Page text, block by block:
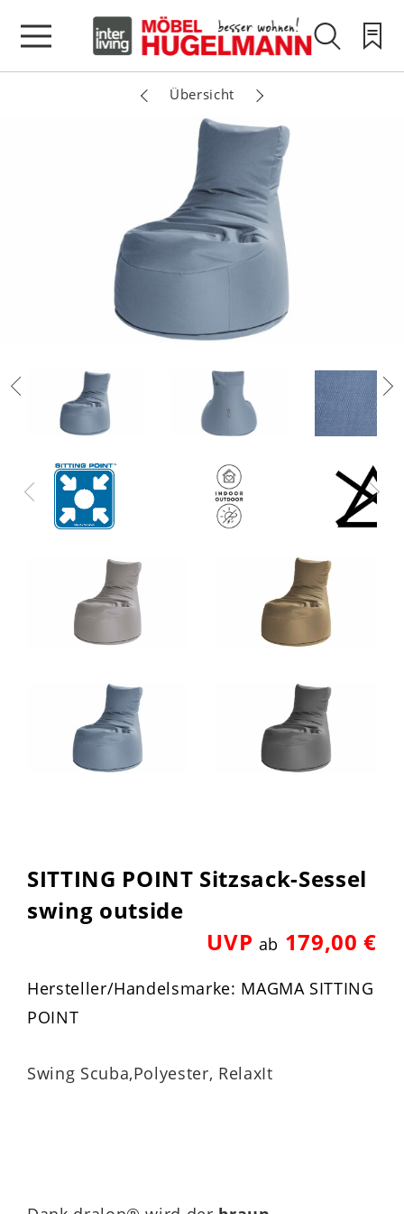
Übersicht
SITTING POINT Sitzsack-Sessel
swing outside
UVP ab 179,00 €
Hersteller/Handelsmarke: MAGMA SITTING
POINT
Swing Scuba,Polyester, RelaxIt